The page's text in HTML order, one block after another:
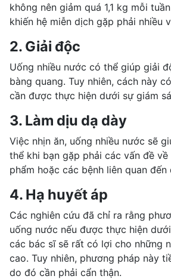
không nên giảm quá 1,1 kg mỗi
khiến hệ miễn dịch gặp phải nhiều
2. Giải độc
Uống nhiều nước có thể giúp giải
bàng quang. Tuy nhiên, cách này
cần được thực hiện dưới sự giám
3. Làm dịu dạ dày
Việc nhịn ăn, uống nhiều nước sẽ
thể khi bạn gặp phải các vấn đề về
phẩm hoặc các bệnh liên quan
4. Hạ huyết áp
Các nghiên cứu đã chỉ ra rằng
uống nước nếu được thực hiện
các bác sĩ sẽ rất có lợi cho những
cao. Tuy nhiên, phương pháp này
do đó cần phải cẩn thận.